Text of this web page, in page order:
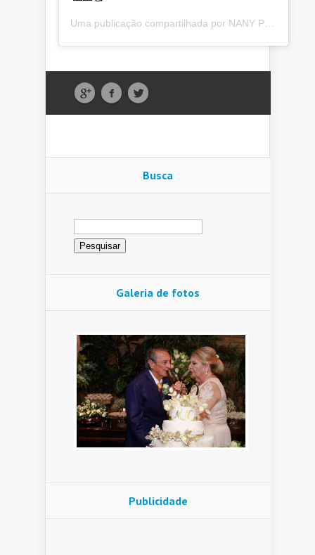
Uma publicação compartilhada por NANY PEOPLE
Busca
Pesquisar
por:
Galeria de fotos
Publicidade